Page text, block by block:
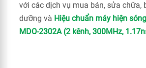
với các dịch vụ mua bán, sửa chữa,
dưỡng và Hiệu chuẩn máy hiện
MDO-2302A (2 kênh, 300MHz,